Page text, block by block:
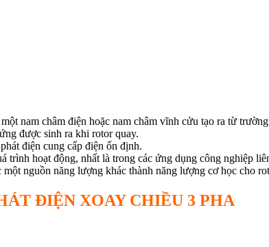
nam châm điện hoặc nam châm vĩnh cửu tạo ra từ
được sinh ra khi rotor quay.
điện cung cấp điện ổn định.
trình hoạt động, nhất là trong các ứng dụng công nghiệp
nguồn năng lượng khác thành năng lượng cơ học cho
ĐIỆN XOAY CHIỀU 3 PHA